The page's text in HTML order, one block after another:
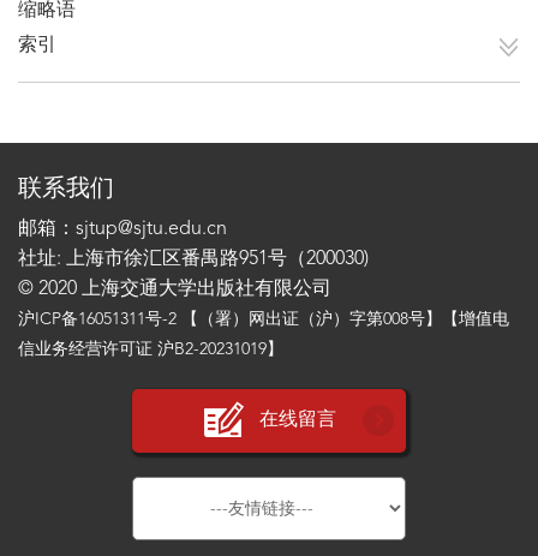
缩略语
索引
联系我们
邮箱：sjtup@sjtu.edu.cn
社址: 上海市徐汇区番禺路951号（200030)
© 2020 上海交通大学出版社有限公司
沪ICP备16051311号-2 【（署）网出证（沪）字第008号】【增值电
信业务经营许可证 沪B2-20231019】
在线留言